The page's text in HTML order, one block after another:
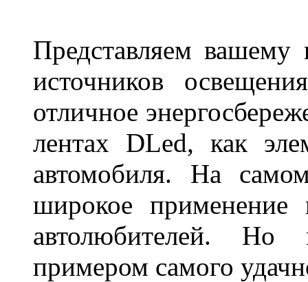
Представляем
источников
отличное
лентах DLed, как
автомобиля. На
широкое
автолюбителей. Но
примером самого